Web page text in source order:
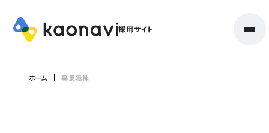
ホーム 募集職種